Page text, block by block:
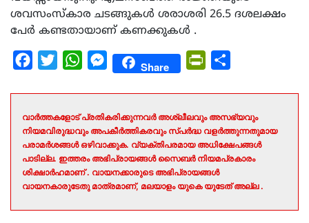
ശവസംസ്കാര ചടങ്ങുകൾ ശരാശരി 26.5 ദശലക്ഷം
പേർ കണ്ടതായാണ് കണക്കുകൾ .
Facebook
Twitter WhatsAppMessengerShare PrintFriendly
വാർത്തകളോട് പ്രതികരിക്കുന്നവർ അശ്ലീലവും അസഭ്യവും
നിയമവിരുദ്ധവും അപകീർത്തികരവും സ്പർദ്ധ വളർത്തുന്നതുമായ
പരാമർശങ്ങൾ ഒഴിവാക്കുക. വ്യക്തിപരമായ അധിക്ഷേപങ്ങൾ
പാടില്ല. ഇത്തരം അഭിപ്രായങ്ങൾ സൈബർ നിയമപ്രകാരം
ശിക്ഷാർഹമാണ് . വായനക്കാരുടെ അഭിപ്രായങ്ങൾ
വായനകാരുടേതു മാത്രമാണ്, മലയാളം യുകെ യുടേത് അല്ല .